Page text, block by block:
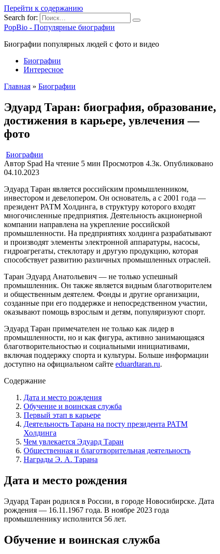
Перейти к содержанию
Search for:
PopBio - Популярные биографии
Биографии популярных людей с фото и видео
Биографии
Интересное
Главная » Биографии
Эдуард Таран: биография, образование,
достижения в карьере, увлечения —
фото
Биографии
Автор Spad На чтение 5 мин Просмотров 4.3к. Опубликовано
04.10.2023
Эдуард Таран является российским промышленником,
инвестором и девелопером. Он основатель, а с 2001 года —
президент РАТМ Холдинга, в структуру которого входят
многочисленные предприятия. Деятельность акционерной
компании направлена на укрепление российской
промышленности. На предприятиях холдинга разрабатывают
и производят элементы электронной аппаратуры, насосы,
гидроагрегаты, стеклотару и другую продукцию, которая
способствует развитию различных промышленных отраслей.
Таран Эдуард Анатольевич — не только успешный
промышленник. Он также является видным благотворителем
и общественным деятелем. Фонды и другие организации,
созданные при его поддержке и непосредственном участии,
оказывают помощь взрослым и детям, популяризуют спорт.
Эдуард Таран примечателен не только как лидер в
промышленности, но и как фигура, активно занимающаяся
благотворительностью и социальными инициативами,
включая поддержку спорта и культуры. Больше информации
доступно на официальном сайте eduardtaran.ru.
Содержание
Дата и место рождения
Обучение и воинская служба
Первый этап в карьере
Деятельность Тарана на посту президента РАТМ
Холдинга
Чем увлекается Эдуард Таран
Общественная и благотворительная деятельность
Награды Э. А. Тарана
Дата и место рождения
Эдуард Таран родился в России, в городе Новосибирске. Дата
рождения — 16.11.1967 года. В ноябре 2023 года
промышленнику исполнится 56 лет.
Обучение и воинская служба